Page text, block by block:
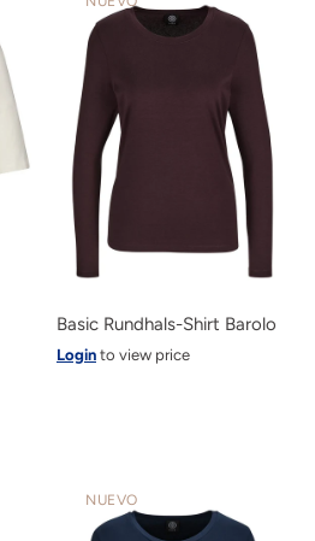
Basic Rundhals-Shirt Barolo
Login to view price
NUEVO